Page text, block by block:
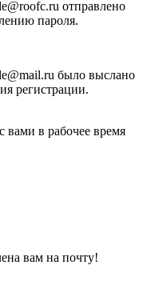
отправлено
пароля.
было выслано
регистрации.
вами в рабочее время
вам на почту!